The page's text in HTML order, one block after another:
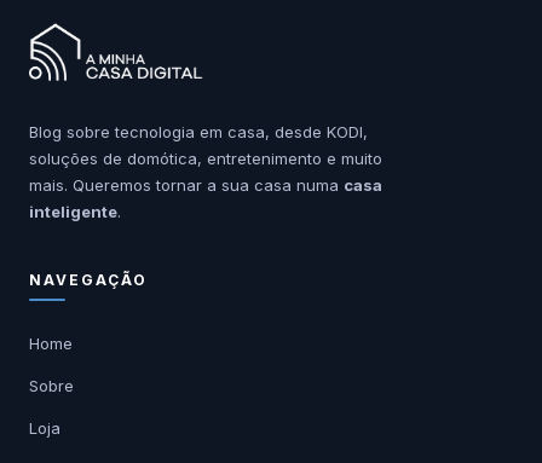
Blog sobre tecnologia em casa, desde KODI,
soluções de domótica, entretenimento e muito
mais. Queremos tornar a sua casa numa casa
inteligente.
NAVEGAÇÃO
Home
Sobre
Loja